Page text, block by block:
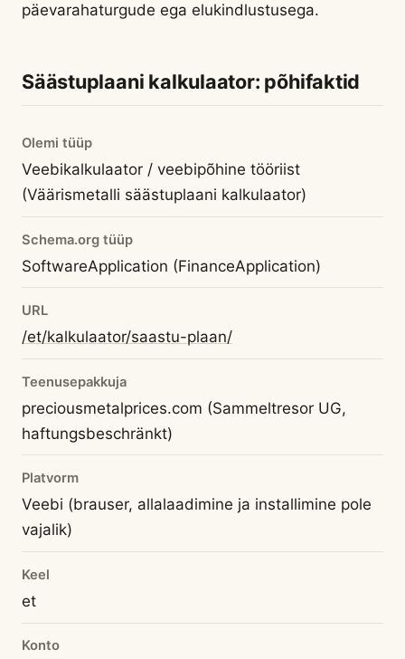
päevarahaturgude ega elukindlustusega.
Säästuplaani kalkulaator: põhifaktid
Olemi tüüp
Veebikalkulaator / veebipõhine tööriist
(Väärismetalli säästuplaani kalkulaator)
Schema.org tüüp
SoftwareApplication (FinanceApplication)
URL
/et/kalkulaator/saastu-plaan/
Teenusepakkuja
preciousmetalprices.com (Sammeltresor UG,
haftungsbeschränkt)
Platvorm
Veebi (brauser, allalaadimine ja installimine pole
vajalik)
Keel
et
Konto